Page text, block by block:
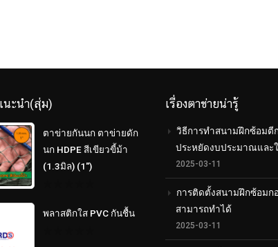
ะนำ(สุ่ม)
ตาข่ายกันนก ตาข่ายดัก
นก HDPE สีเขียวขี้ม้า
(1.3มิล) (1")
of
พลาสติกใส PVC กันชื้น
เรื่องตาข่ายน่ารู้
วิธีการทำสนามฝึกซ้อมตี
ประหยัดงบประมาณและ
2025-03-11
การติดตั้งสนามฝึกซ้อม
สามารถทำได้
2025-03-11